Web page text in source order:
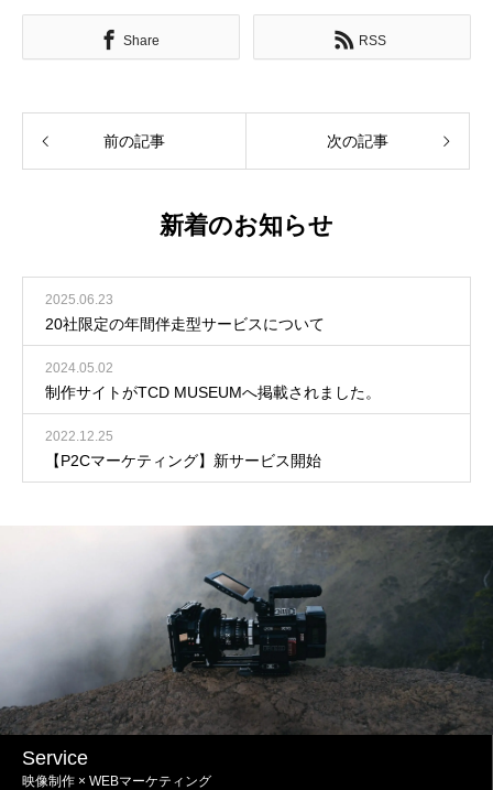
Share RSS
前の記事 次の記事
新着のお知らせ
2025.06.23
20社限定の年間伴走型サービスについて
2024.05.02
制作サイトがTCD MUSEUMへ掲載されました。
2022.12.25
【P2Cマーケティング】新サービス開始
Service
映像制作 × WEBマーケティング